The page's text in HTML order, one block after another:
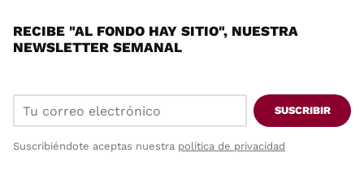
RECIBE "AL FONDO HAY SITIO", NUESTRA
NEWSLETTER SEMANAL
SUSCRIBIR
Suscribiéndote aceptas nuestra política de privacidad